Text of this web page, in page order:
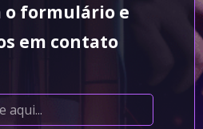
o formulário e
em contato